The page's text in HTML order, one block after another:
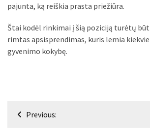
pajunta, ką reiškia prasta priežiūra.
Štai kodėl rinkimai į šią poziciją turėtų
rimtas apsisprendimas, kuris lemia
gyvenimo kokybę.
Navigacija
Previous: